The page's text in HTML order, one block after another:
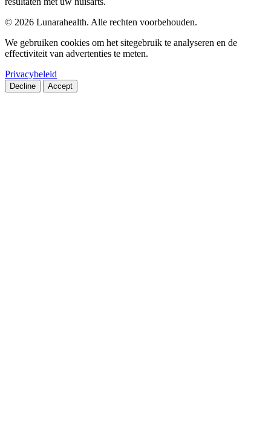
© 2026 Lunarahealth. Alle rechten voorbehouden.
We gebruiken cookies om het sitegebruik te analyseren en de
effectiviteit van advertenties te meten.
Privacybeleid
Decline Accept